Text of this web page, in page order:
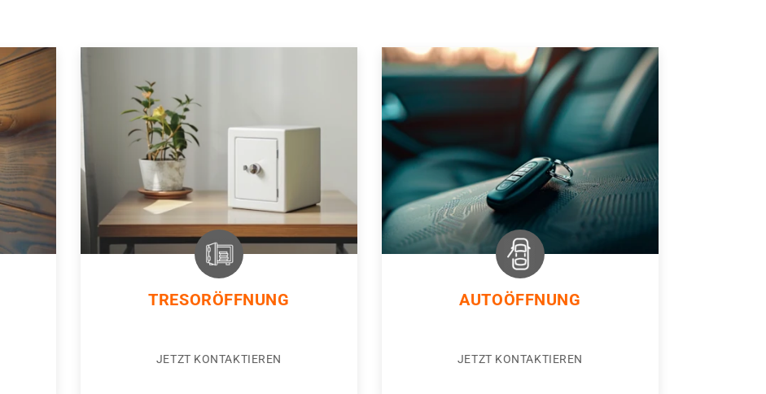
TRESORÖFFNUNG
JETZT KONTAKTIEREN
AUTOÖFFNUNG
JETZT KONTAKTIEREN